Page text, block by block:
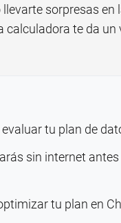
sorpresas en
calculadora te da un
tu plan de
sin internet
tu plan en